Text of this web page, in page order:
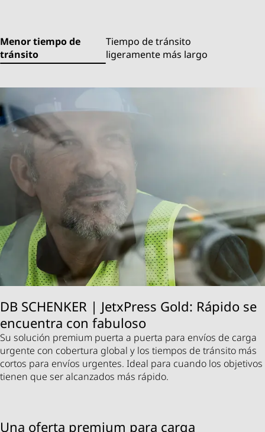
Menor tiempo de
tránsito
Tiempo de tránsito
ligeramente más largo
DB SCHENKER | JetxPress Gold: Rápido se
encuentra con fabuloso
Su solución premium puerta a puerta para envíos de carga
urgente con cobertura global y los tiempos de tránsito más
cortos para envíos urgentes. Ideal para cuando los objetivos
tienen que ser alcanzados más rápido.
Una oferta premium para carga